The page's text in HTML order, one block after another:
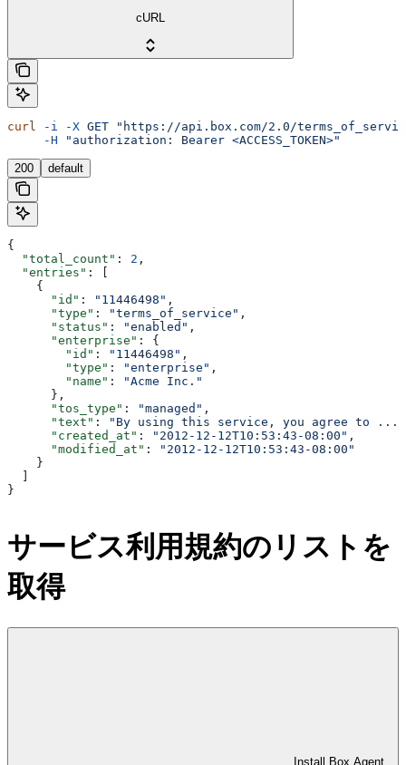
cURL
curl -i -X GET "https://api.box.com/2.0/
     -H
"authorization: Bearer <ACCESS_TOKEN>"
200 default
{
  "total_count"
: 2 ,
  "entries"
: [
    {
      "id"
: "11446498" ,
      "type"
: "terms_of_service" ,
      "status"
: "enabled" ,
      "enterprise"
: {
        "id"
: "11446498" ,
        "type"
: "enterprise" ,
        "name"
:
"Acme Inc."
      },
      "tos_type"
: "managed" ,
      "text"
:
"By using this service, you agree to ..."
      "created_at"
: "2012-12-12T10:53:43-08:00" ,
      "modified_at"
:
"2012-12-12T10:53:43-08:00"
    }
  ]
}
サービス利用規約のリストを
取得
Install Box Agent